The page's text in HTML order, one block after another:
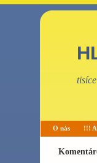
O nás !!!